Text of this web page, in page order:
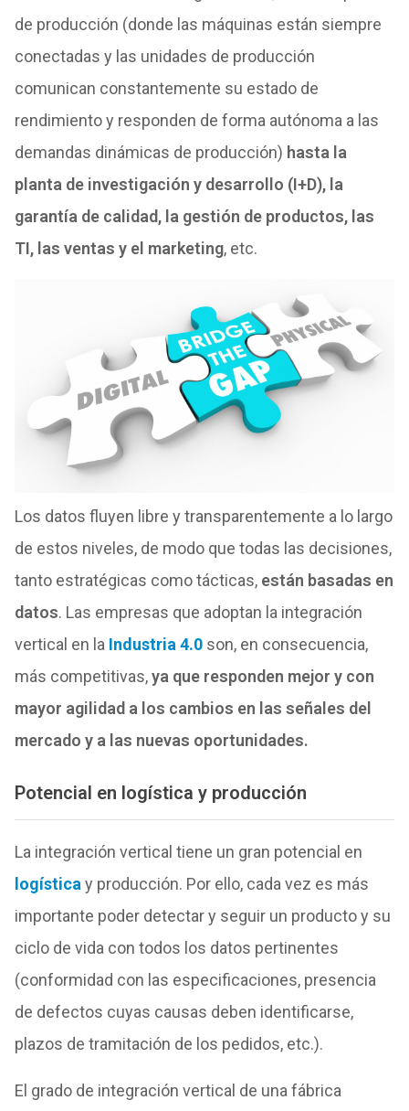
de producción (donde las máquinas están siempre
conectadas y las unidades de producción
comunican constantemente su estado de
rendimiento y responden de forma autónoma a las
demandas dinámicas de producción) hasta la
planta de investigación y desarrollo (I+D), la
garantía de calidad, la gestión de productos, las
TI, las ventas y el marketing, etc.
Los datos fluyen libre y transparentemente a lo largo
de estos niveles, de modo que todas las decisiones,
tanto estratégicas como tácticas, están basadas en
datos. Las empresas que adoptan la integración
vertical en la Industria 4.0son, en consecuencia,
más competitivas,ya que responden mejor y con
mayor agilidad a los cambios en las señales del
mercado y a las nuevas oportunidades.
Potencial en logística y producción
La integración vertical tiene un gran potencial en
logística y producción. Por ello, cada vez es más
importante poder detectar y seguir un producto y su
ciclo de vida con todos los datos pertinentes
(conformidad con las especificaciones, presencia
de defectos cuyas causas deben identificarse,
plazos de tramitación de los pedidos, etc.).
El grado de integración vertical de una fábrica